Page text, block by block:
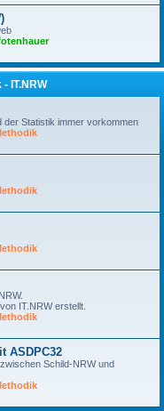
IT.NRW
der Statistik immer vorkommen
IT.NRW erstellt.
ASDPC32
Schild-NRW und